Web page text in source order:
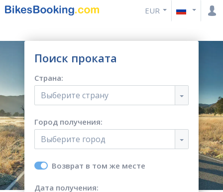
EUR
Поиск проката
Страна:
Выберите страну
Город получения:
Выберите город
Возврат в том же месте
Дата получения: